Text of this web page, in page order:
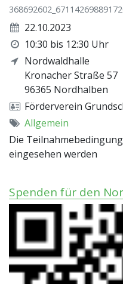
22.10.2023
10:30 bis 12:30 Uhr
Nordwaldhalle
Kronacher Straße 57
96365 Nordhalben
Förderverein
Allgemein
Die
eingesehen werden
Spenden für den